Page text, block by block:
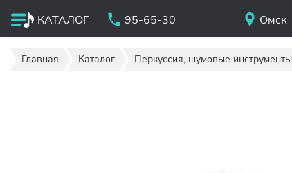
КАТАЛОГ 95-65-30 Омск
Главная Каталог Перкуссия, шумовые инструменты